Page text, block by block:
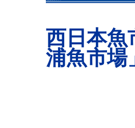
西日本魚
浦魚市場